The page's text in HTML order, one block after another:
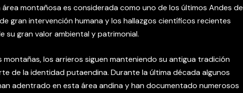
área montañosa es considerada como uno de los últimos Andes de
gran intervención humana y los hallazgos científicos recientes
su gran valor ambiental y patrimonial.
montañas, los arrieros siguen manteniendo su antigua tradición
de la identidad putaendina. Durante la última década algunos
adentrado en esta área andina y han documentado numerosos